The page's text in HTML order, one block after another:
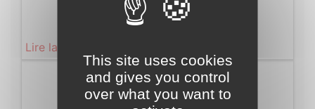
Lire la suite
Mercredi
This site uses cookies
and gives you control
over what you want to